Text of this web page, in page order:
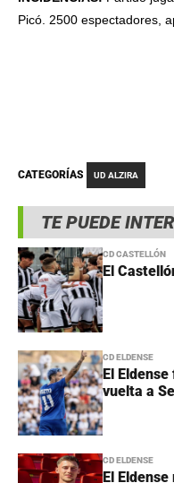
TE PUEDE
CD CASTELLÓN
El
CD ELDENSE
El
vuelta a
CD ELDENSE
El
Picó. 2500 espectadores,
CATEGORÍAS UD ALZIRA